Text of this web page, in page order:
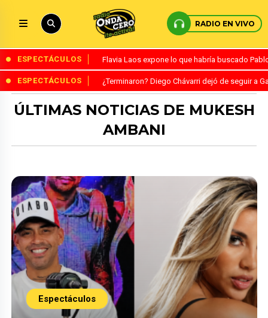
RADIO EN VIVO
ESPECTÁCULOS Flavia Laos expone lo que habría buscado
ESPECTÁCULOS ¿Terminaron? Diego Chávarri dejó de seguir a
ÚLTIMAS NOTICIAS DE MUKESH
AMBANI
Espectáculos